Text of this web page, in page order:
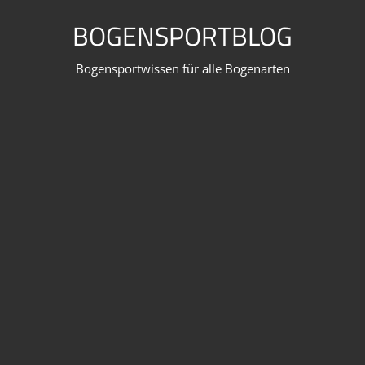
BOGENSPORTBLOG
Bogensportwissen für alle Bogenarten